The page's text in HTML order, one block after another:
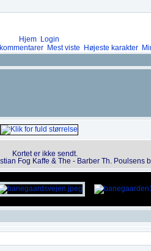
Hjem Login
Mest viste Højeste karakter
Kortet er ikke sendt.
Fog Kaffe & The - Barber Th. Poulsens